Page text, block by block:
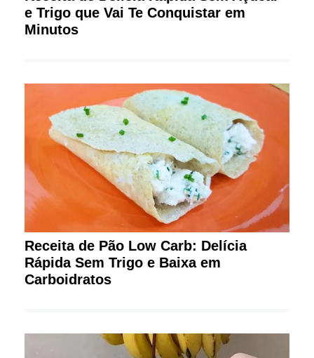
e Trigo que Vai Te Conquistar em
Minutos
Receita de Pão Low Carb: Delícia
Rápida Sem Trigo e Baixa em
Carboidratos